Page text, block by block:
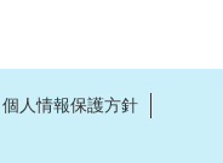
個人情報保護方針